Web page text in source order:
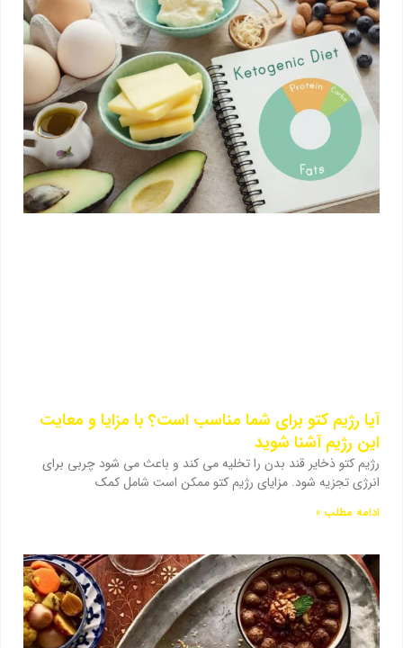
آیا رژیم کتو برای شما مناسب است؟ با مزایا و معایت
این رژیم آشنا شوید
رژیم کتو ذخایر قند بدن را تخلیه می کند و باعث می شود چربی برای
انرژی تجزیه شود. مزایای رژیم کتو ممکن است شامل کمک
ادامه مطلب »